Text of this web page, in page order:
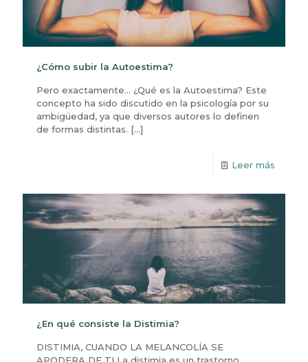
¿Cómo subir la Autoestima?
Pero exactamente… ¿Qué es la Autoestima? Este
concepto ha sido discutido en la psicología por su
ambigüedad, ya que diversos autores lo definen
de formas distintas. […]
Leer más
¿En qué consiste la Distimia?
DISTIMIA, CUANDO LA MELANCOLÍA SE